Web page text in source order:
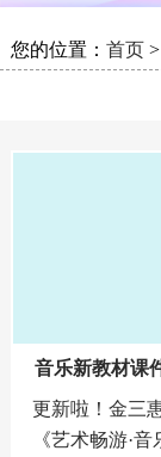
您的位置： 首页>
音乐新教材课
出版社教材全面
更新啦！金三
《艺术畅游·